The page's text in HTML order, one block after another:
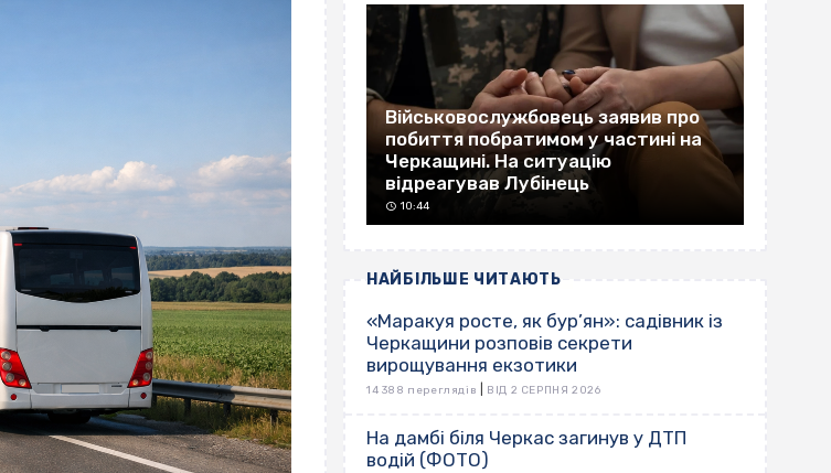
Військовослужбовець заявив про
побиття побратимом у частині на
Черкащині. На ситуацію
відреагував Лубінець
10:44
НАЙБІЛЬШЕ ЧИТАЮТЬ
«Маракуя росте, як бур’ян»: садівник із
Черкащини розповів секрети
вирощування екзотики
14 388 переглядів ВІД 2 СЕРПНЯ 2026
На дамбі біля Черкас загинув у ДТП
водій (ФОТО)